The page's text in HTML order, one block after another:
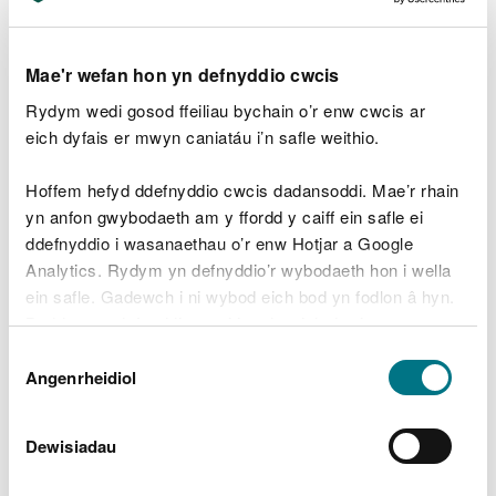
Mae'r wefan hon yn defnyddio cwcis
Rydym wedi gosod ffeiliau bychain o’r enw cwcis ar
eich dyfais er mwyn caniatáu i’n safle weithio.
Hoffem hefyd ddefnyddio cwcis dadansoddi. Mae’r rhain
yn anfon gwybodaeth am y ffordd y caiff ein safle ei
ddefnyddio i wasanaethau o’r enw Hotjar a Google
Analytics. Rydym yn defnyddio’r wybodaeth hon i wella
ein safle. Gadewch i ni wybod eich bod yn fodlon â hyn.
Byddwn yn defnyddio cwci i gadw eich dewis.
Gellirdarllen mwy am ein cwcis cyn i chi ddewis.
Caniatâd
Angenrheidiol
Dewisiadau
Gwneud cais am ddata
Os na allwch ddod o hyd i’r data sydd ei angen
arnoch o’n hadnoddau ar-lein:
ar gael
cwblhewch
ffurflen gwneud cais am ddata
Gall gymryd hyd at 20 diwrnod gwaith i gyflenwi
data nad yw ar gael ar-lein.
Trwyddedau agored ac amodol
Rydym yn darparu data CNC dan y
Drwydded
CNC. Rydym yn defnyddio trwydded amodol ar
gyfer data CNC sensitif sy’n gofyn am gyfyngiadau